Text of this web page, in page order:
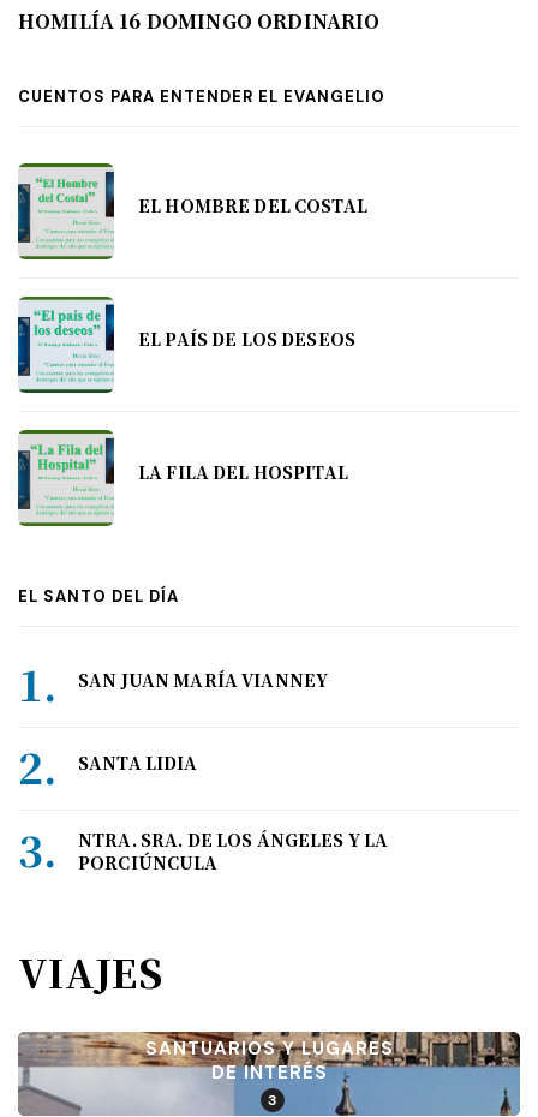
HOMILÍA 16 DOMINGO ORDINARIO
CUENTOS PARA ENTENDER EL EVANGELIO
EL HOMBRE DEL COSTAL
EL PAÍS DE LOS DESEOS
LA FILA DEL HOSPITAL
EL SANTO DEL DÍA
SAN JUAN MARÍA VIANNEY
SANTA LIDIA
NTRA. SRA. DE LOS ÁNGELES Y LA
PORCIÚNCULA
VIAJES
SANTUARIOS Y LUGARES
DE INTERÉS
3